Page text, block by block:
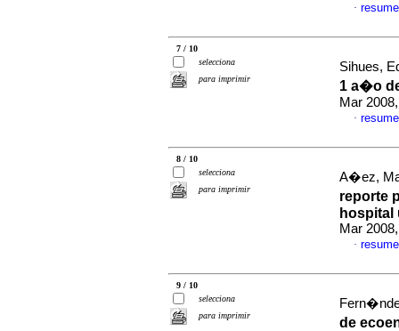
·
7 / 10
selecciona
para imprimir
Sihues,
1 a�o
Mar
·
8 / 10
selecciona
para imprimir
A�ez,
reporte
hospital
Mar
·
9 / 10
selecciona
para imprimir
de